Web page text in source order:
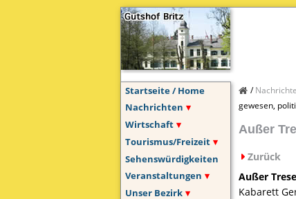
Startseite / Home
Nachrichten
Wirtschaft
Tourismus/Freizeit
Sehenswürdigkeiten
Veranstaltungen
Unser Bezirk
gewesen,
Außer
Zurück
Außer
Kabarett